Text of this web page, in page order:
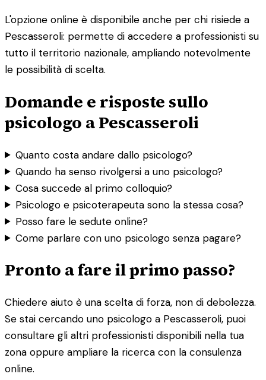
L'opzione online è disponibile anche per chi risiede a
Pescasseroli: permette di accedere a professionisti su
tutto il territorio nazionale, ampliando notevolmente
le possibilità di scelta.
Domande e risposte sullo
psicologo a Pescasseroli
Quanto costa andare dallo psicologo?
Quando ha senso rivolgersi a uno psicologo?
Cosa succede al primo colloquio?
Psicologo e psicoterapeuta sono la stessa cosa?
Posso fare le sedute online?
Come parlare con uno psicologo senza pagare?
Pronto a fare il primo passo?
Chiedere aiuto è una scelta di forza, non di debolezza.
Se stai cercando uno psicologo a Pescasseroli, puoi
consultare gli altri professionisti disponibili nella tua
zona oppure ampliare la ricerca con la consulenza
online.